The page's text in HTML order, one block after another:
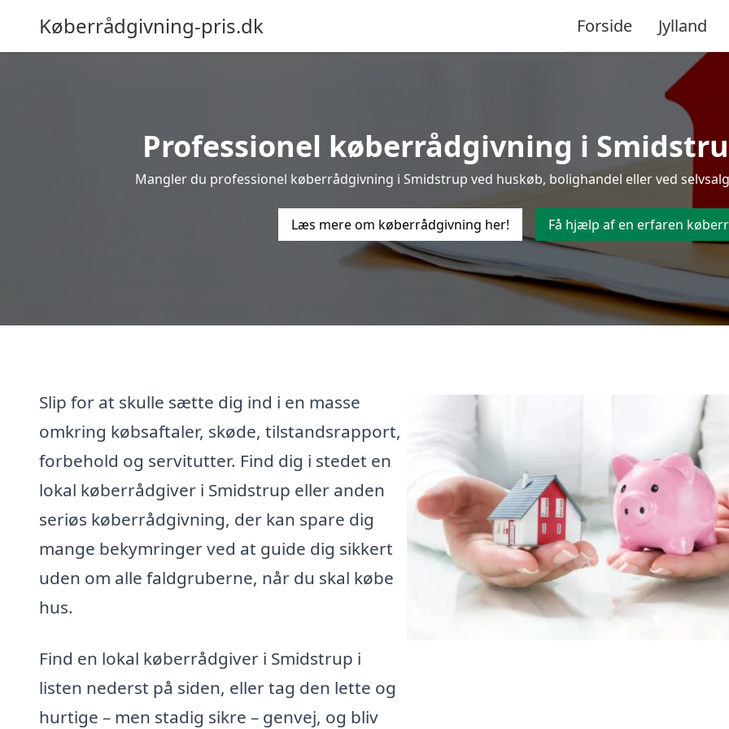
Køberrådgivning-pris.dk Forside Jylland
Professionel køberrådgivning i
Mangler du professionel køberrådgivning i Smidstrup ved huskøb, bolighandel eller ved
Læs mere om køberrådgivning her! Få hjælp af en erfaren
Slip for at skulle sætte dig ind i en masse
omkring købsaftaler, skøde, tilstandsrapport,
forbehold og servitutter. Find dig i stedet en
lokal køberrådgiver i Smidstrup eller anden
seriøs køberrådgivning, der kan spare dig
mange bekymringer ved at guide dig sikkert
uden om alle faldgruberne, når du skal købe
hus.
Find en lokal køberrådgiver i Smidstrup i
listen nederst på siden, eller tag den lette og
hurtige – men stadig sikre – genvej, og bliv